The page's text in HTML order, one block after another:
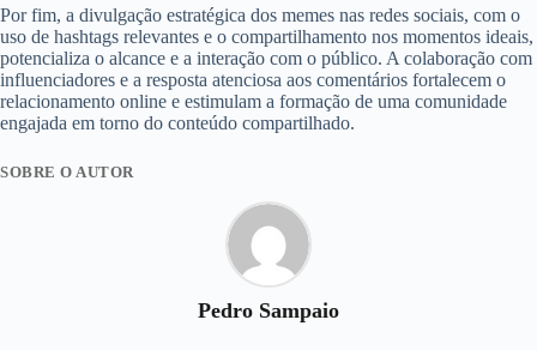
Por fim, a divulgação estratégica dos memes nas redes sociais, com o
uso de hashtags relevantes e o compartilhamento nos momentos ideais,
potencializa o alcance e a interação com o público. A colaboração com
influenciadores e a resposta atenciosa aos comentários fortalecem o
relacionamento online e estimulam a formação de uma comunidade
engajada em torno do conteúdo compartilhado.
SOBRE O AUTOR
Pedro Sampaio